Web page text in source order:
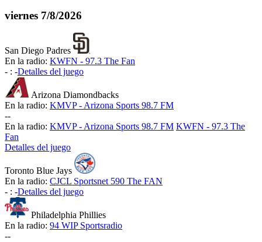
viernes 7/8/2026
San Diego Padres
En la radio: KWFN - 97.3 The Fan
- : -Detalles del juego
Arizona Diamondbacks
En la radio: KMVP - Arizona Sports 98.7 FM
--
En la radio: KMVP - Arizona Sports 98.7 FM KWFN - 97.3 The
Fan
Detalles del juego
Toronto Blue Jays
En la radio: CJCL Sportsnet 590 The FAN
- : -Detalles del juego
Philadelphia Phillies
En la radio: 94 WIP Sportsradio
--